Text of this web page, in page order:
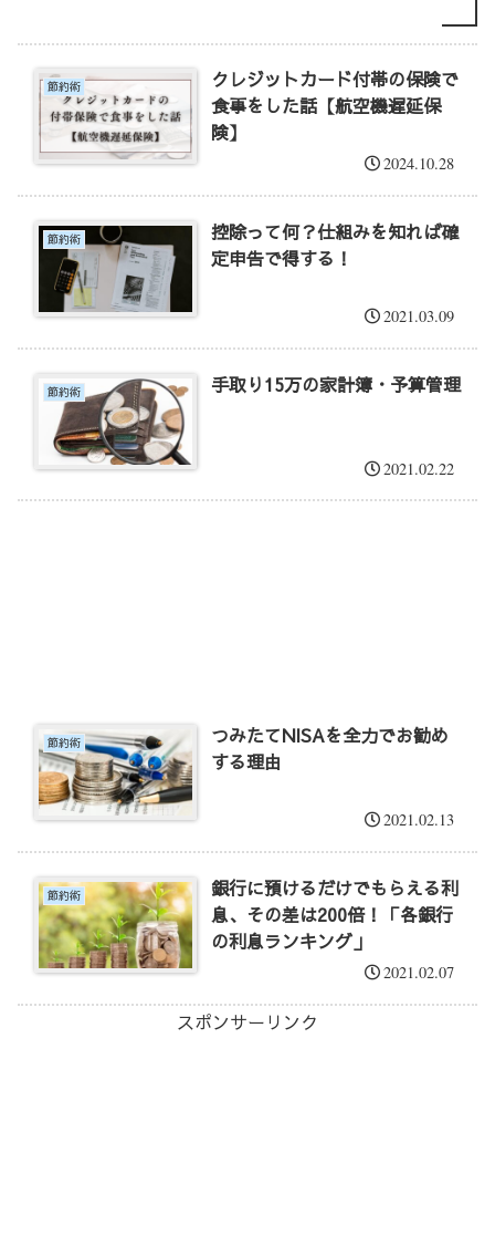
節約術
クレジットカード付帯の保険で
食事をした話【航空機遅延保
険】
2024.10.28
節約術
控除って何？仕組みを知れば確
定申告で得する！
2021.03.09
節約術 手取り15万の家計簿・予算管理
2021.02.22
節約術
つみたてNISAを全力でお勧め
する理由
2021.02.13
節約術
銀行に預けるだけでもらえる利
息、その差は200倍！「各銀行
の利息ランキング」
2021.02.07
スポンサーリンク